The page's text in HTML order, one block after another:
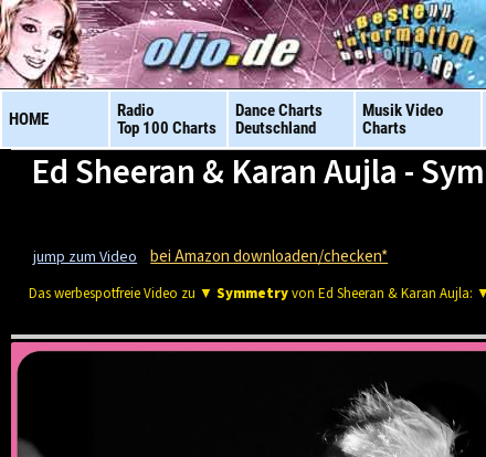
HOME
Radio
Top 100 Charts
Dance Charts
Deutschland
Musik Video
Charts
Ed Sheeran & Karan Aujla -
jump zum Video bei Amazon downloaden/checken*
Das werbespotfreie Video zu ▼Symmetryvon Ed Sheeran & Karan Aujla: ▼